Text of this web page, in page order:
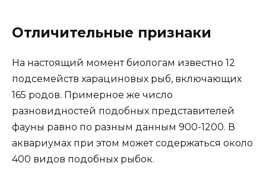
Отличительные признаки
На настоящий момент биологам известно 12
подсемейств харациновых рыб, включающих
165 родов. Примерное же число
разновидностей подобных представителей
фауны равно по разным данным 900-1200. В
аквариумах при этом может содержаться около
400 видов подобных рыбок.